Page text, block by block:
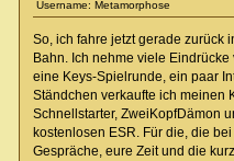
Username: Metamorphose
So, ich fahre jetzt gerade zurück
Bahn. Ich nehme viele
eine Keys-Spielrunde, ein paar
Ständchen verkaufte ich meinen
Schnellstarter, ZweiKopfDämon
kostenlosen ESR. Für die, die
Gespräche, eure Zeit und die